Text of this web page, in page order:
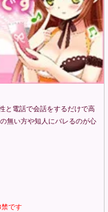
と電話で会話をするだけで高
無い方や知人にバレるのが心
です